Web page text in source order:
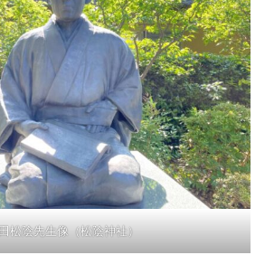
松陰先生像（松陰神社）